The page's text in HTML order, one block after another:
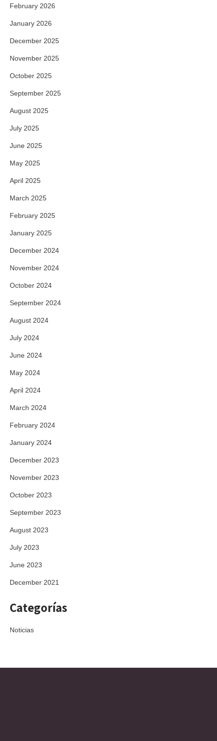
February 2026
January 2026
December 2025
November 2025
October 2025
September 2025
August 2025
July 2025
June 2025
May 2025
April 2025
March 2025
February 2025
January 2025
December 2024
November 2024
October 2024
September 2024
August 2024
July 2024
June 2024
May 2024
April 2024
March 2024
February 2024
January 2024
December 2023
November 2023
October 2023
September 2023
August 2023
July 2023
June 2023
December 2021
Categorías
Noticias